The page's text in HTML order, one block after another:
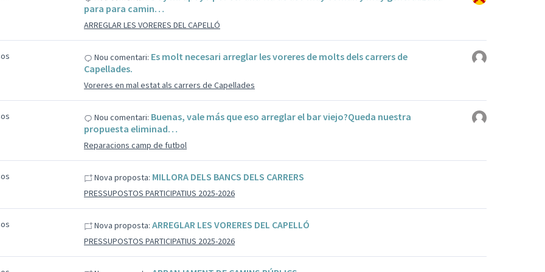
para para camin…
ARREGLAR LES VORERES DEL CAPELLÓ
Nou comentari: Es molt necesari arreglar les voreres de molts dels carrers de
Capellades.
Voreres en mal estat als carrers de Capellades
Nou comentari: Buenas, vale más que eso arreglar el bar viejo?Queda nuestra
propuesta eliminad…
Reparacions camp de futbol
Nova proposta: MILLORA DELS BANCS DELS CARRERS
PRESSUPOSTOS PARTICIPATIUS 2025-2026
Nova proposta: ARREGLAR LES VORERES DEL CAPELLÓ
PRESSUPOSTOS PARTICIPATIUS 2025-2026